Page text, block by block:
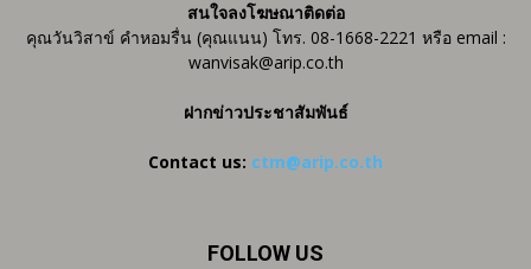
สนใจลงโฆษณาติดต่อ
คุณวันวิสาข์ คำหอมรื่น (คุณแนน) โทร. 08-1668-2221 หรือ email :
wanvisak@arip.co.th
ฝากข่าวประชาสัมพันธ์
Contact us: ctm@arip.co.th
FOLLOW US